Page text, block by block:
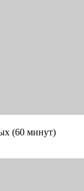
(60 минут)